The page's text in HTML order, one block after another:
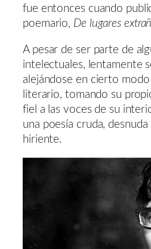
fue entonces cuando
poemario, De lugares
A pesar de ser parte de
intelectuales, lentamente
alejándose en cierto
literario, tomando su
fiel a las voces de su
una poesía cruda,
hiriente.